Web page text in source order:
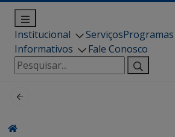
Institucional Serviços
Informativos
Fale Conosco
Pesquisar
por: